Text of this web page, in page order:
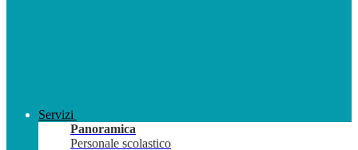
Servizi
Panoramica
Personale scolastico